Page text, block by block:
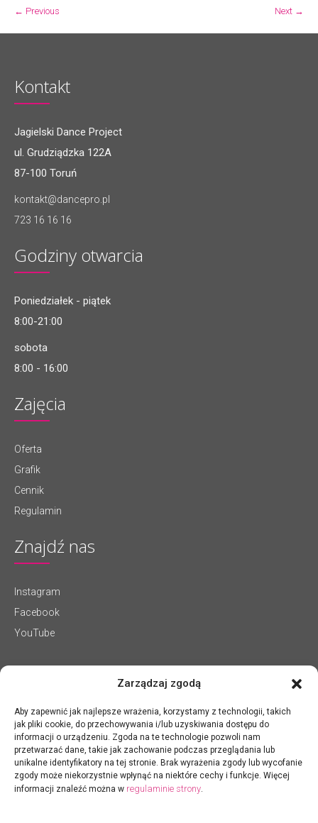
Zarządzaj zgodą
Aby zapewnić jak najlepsze wrażenia, korzystamy z technologii, takich
jak pliki cookie, do przechowywania i/lub uzyskiwania dostępu do
informacji o urządzeniu. Zgoda na te technologie pozwoli nam
przetwarzać dane, takie jak zachowanie podczas przeglądania lub
unikalne identyfikatory na tej stronie. Brak wyrażenia zgody lub wycofanie
zgody może niekorzystnie wpłynąć na niektóre cechy i funkcje. Więcej
informacji znaleźć można w regulaminie strony.
← Previous Next →
Kontakt
Jagielski Dance Project
ul. Grudziądzka 122A
87-100 Toruń
kontakt@dancepro.pl
723 16 16 16
Godziny otwarcia
Poniedziałek - piątek
8:00-21:00
sobota
8:00 - 16:00
Zajęcia
Oferta
Grafik
Cennik
Regulamin
Znajdź nas
Instagram
Facebook
YouTube